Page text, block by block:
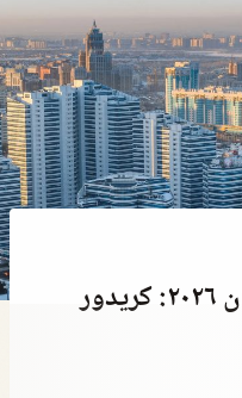
سرمایهگذاری در قزاقستان ۲۰۲۶: کریدور